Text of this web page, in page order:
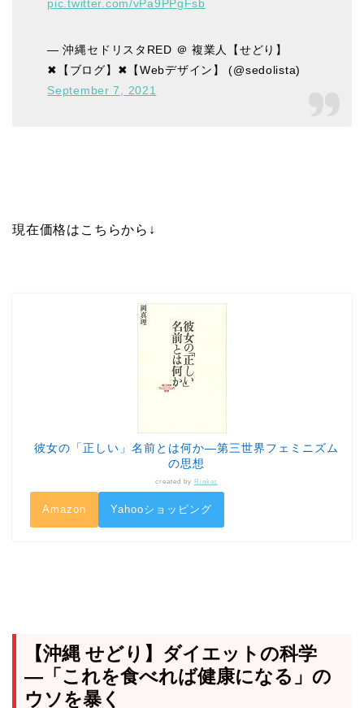
pic.twitter.com/vPa9PPgFsb
— 沖縄セドリスタRED ＠ 複業人【せどり】
✖【ブログ】✖【Webデザイン】 (@sedolista)
September 7, 2021
現在価格はこちらから↓
彼女の「正しい」名前とは何か―第三世界フェミニズム
の思想
created by Rinker
Amazon Yahooショッピング
【沖縄 せどり】ダイエットの科学
―「これを食べれば健康になる」の
ウソを暴く